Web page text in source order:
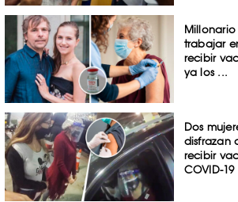
Millonario
trabajar
recibir
ya los ...
Dos
disfrazan
recibir
COVID-19